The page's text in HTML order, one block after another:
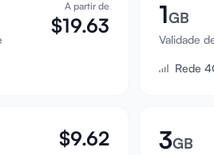
A partir de
$19.63 1GB
Validade
Rede
$9.62 3GB